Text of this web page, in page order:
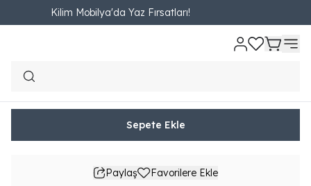
Kilim Mobilya'da Yaz Fırsatları!
Ana Sayfa YATAK ODASI Dolap 6 Kapaklı Dolap
₺ 58,090.00
Sepete Ekle
Paylaş Favorilere Ekle